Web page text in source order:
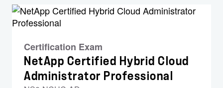
Certification Exam
NetApp Certified Hybrid Cloud
Administrator Professional